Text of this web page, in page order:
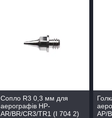
Сопло R3 0,3 мм для
аерографів HP-
AR/BR/CR3/TR1 (I 704 2)
AP/